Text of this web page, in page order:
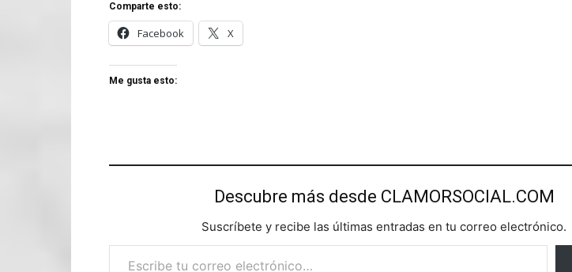
Comparte esto:
Facebook X
Me gusta esto:
Descubre más desde CLAMORSOCIAL.COM
Suscríbete y recibe las últimas entradas en tu correo electrónico.
Escribe tu correo electrónico…